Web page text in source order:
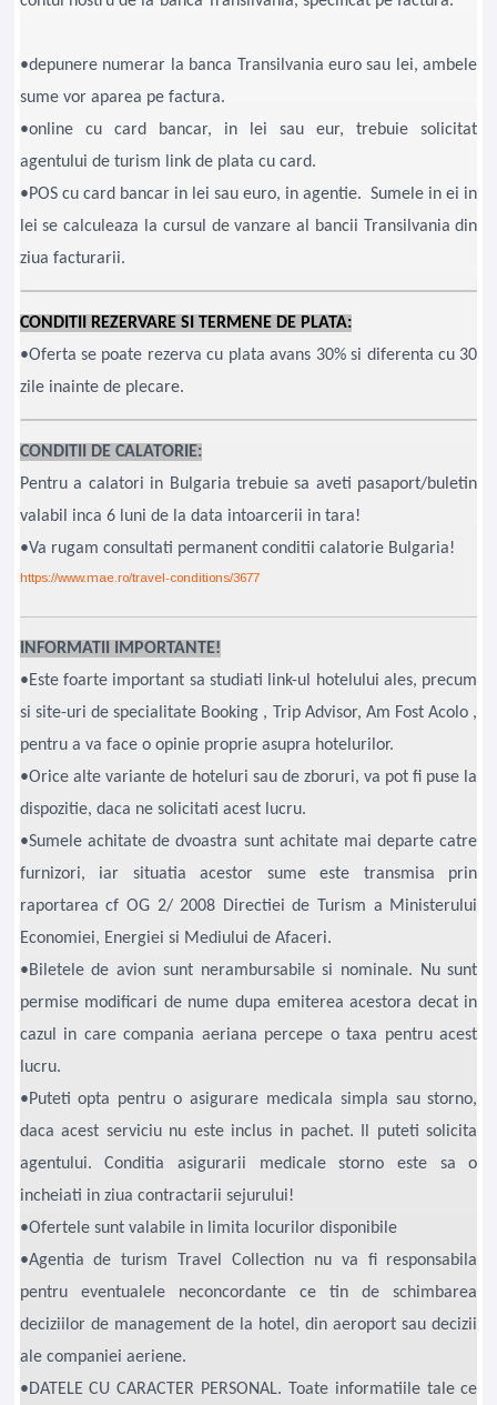
•depunere numerar la banca Transilvania euro sau lei, ambele
sume vor aparea pe factura.
•online cu card bancar, in lei sau eur, trebuie solicitat
agentului de turism link de plata cu card.
•POS cu card bancar in lei sau euro, in agentie. Sumele in ei in
lei se calculeaza la cursul de vanzare al bancii Transilvania din
ziua facturarii.
CONDITII REZERVARE SI TERMENE DE PLATA:
•Oferta se poate rezerva cu plata avans 30% si diferenta cu 30
zile inainte de plecare.
CONDITII DE CALATORIE:
Pentru a calatori in Bulgaria trebuie sa aveti pasaport/buletin
valabil inca 6 luni de la data intoarcerii in tara!
•Va rugam consultati permanent conditii calatorie Bulgaria!
https://www.mae.ro/travel-conditions/3677
INFORMATII IMPORTANTE!
•Este foarte important sa studiati link-ul hotelului ales, precum
si site-uri de specialitate Booking , Trip Advisor, Am Fost Acolo ,
pentru a va face o opinie proprie asupra hotelurilor.
•Orice alte variante de hoteluri sau de zboruri, va pot fi puse la
dispozitie, daca ne solicitati acest lucru.
•Sumele achitate de dvoastra sunt achitate mai departe catre
furnizori, iar situatia acestor sume este transmisa prin
raportarea cf OG 2/ 2008 Directiei de Turism a Ministerului
Economiei, Energiei si Mediului de Afaceri.
•Biletele de avion sunt nerambursabile si nominale. Nu sunt
permise modificari de nume dupa emiterea acestora decat in
cazul in care compania aeriana percepe o taxa pentru acest
lucru.
•Puteti opta pentru o asigurare medicala simpla sau storno,
daca acest serviciu nu este inclus in pachet. Il puteti solicita
agentului. Conditia asigurarii medicale storno este sa o
incheiati in ziua contractarii sejurului!
•Ofertele sunt valabile in limita locurilor disponibile
•Agentia de turism Travel Collection nu va fi responsabila
pentru eventualele neconcordante ce tin de schimbarea
deciziilor de management de la hotel, din aeroport sau decizii
ale companiei aeriene.
•DATELE CU CARACTER PERSONAL. Toate informatiile tale ce